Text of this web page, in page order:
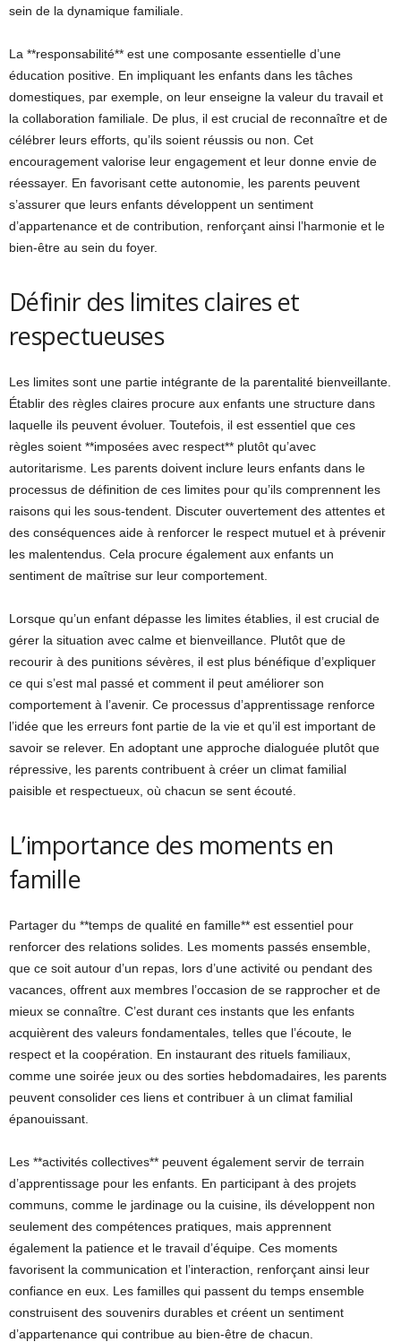
sein de la dynamique familiale.
La **responsabilité** est une composante essentielle d’une
éducation positive. En impliquant les enfants dans les tâches
domestiques, par exemple, on leur enseigne la valeur du travail et
la collaboration familiale. De plus, il est crucial de reconnaître et de
célébrer leurs efforts, qu’ils soient réussis ou non. Cet
encouragement valorise leur engagement et leur donne envie de
réessayer. En favorisant cette autonomie, les parents peuvent
s’assurer que leurs enfants développent un sentiment
d’appartenance et de contribution, renforçant ainsi l’harmonie et le
bien-être au sein du foyer.
Définir des limites claires et
respectueuses
Les limites sont une partie intégrante de la parentalité bienveillante.
Établir des règles claires procure aux enfants une structure dans
laquelle ils peuvent évoluer. Toutefois, il est essentiel que ces
règles soient **imposées avec respect** plutôt qu’avec
autoritarisme. Les parents doivent inclure leurs enfants dans le
processus de définition de ces limites pour qu’ils comprennent les
raisons qui les sous-tendent. Discuter ouvertement des attentes et
des conséquences aide à renforcer le respect mutuel et à prévenir
les malentendus. Cela procure également aux enfants un
sentiment de maîtrise sur leur comportement.
Lorsque qu’un enfant dépasse les limites établies, il est crucial de
gérer la situation avec calme et bienveillance. Plutôt que de
recourir à des punitions sévères, il est plus bénéfique d’expliquer
ce qui s’est mal passé et comment il peut améliorer son
comportement à l’avenir. Ce processus d’apprentissage renforce
l’idée que les erreurs font partie de la vie et qu’il est important de
savoir se relever. En adoptant une approche dialoguée plutôt que
répressive, les parents contribuent à créer un climat familial
paisible et respectueux, où chacun se sent écouté.
L’importance des moments en
famille
Partager du **temps de qualité en famille** est essentiel pour
renforcer des relations solides. Les moments passés ensemble,
que ce soit autour d’un repas, lors d’une activité ou pendant des
vacances, offrent aux membres l’occasion de se rapprocher et de
mieux se connaître. C’est durant ces instants que les enfants
acquièrent des valeurs fondamentales, telles que l’écoute, le
respect et la coopération. En instaurant des rituels familiaux,
comme une soirée jeux ou des sorties hebdomadaires, les parents
peuvent consolider ces liens et contribuer à un climat familial
épanouissant.
Les **activités collectives** peuvent également servir de terrain
d’apprentissage pour les enfants. En participant à des projets
communs, comme le jardinage ou la cuisine, ils développent non
seulement des compétences pratiques, mais apprennent
également la patience et le travail d’équipe. Ces moments
favorisent la communication et l’interaction, renforçant ainsi leur
confiance en eux. Les familles qui passent du temps ensemble
construisent des souvenirs durables et créent un sentiment
d’appartenance qui contribue au bien-être de chacun.